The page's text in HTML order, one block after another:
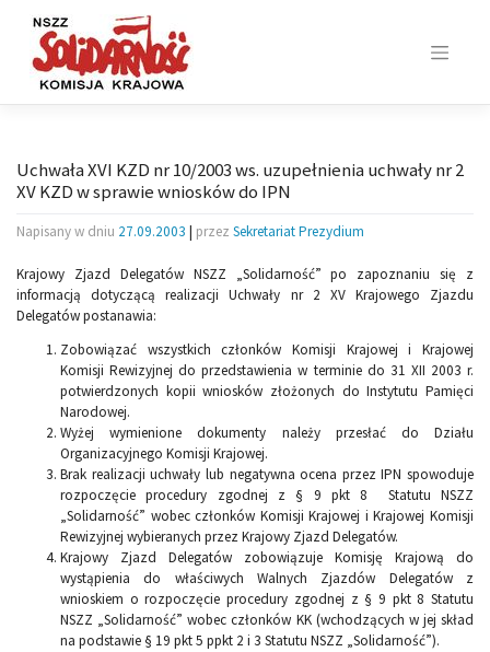
content
Uchwała XVI KZD nr 10/2003 ws. uzupełnienia uchwały nr 2
XV KZD w sprawie wniosków do IPN
Napisany w dniu 27.09.2003 | przez Sekretariat Prezydium
Krajowy Zjazd Delegatów NSZZ „Solidarność” po zapoznaniu się z
informacją dotyczącą realizacji Uchwały nr 2 XV Krajowego Zjazdu
Delegatów postanawia:
Zobowiązać wszystkich członków Komisji Krajowej i Krajowej
Komisji Rewizyjnej do przedstawienia w terminie do 31 XII 2003 r.
potwierdzonych kopii wniosków złożonych do Instytutu Pamięci
Narodowej.
Wyżej wymienione dokumenty należy przesłać do Działu
Organizacyjnego Komisji Krajowej.
Brak realizacji uchwały lub negatywna ocena przez IPN spowoduje
rozpoczęcie procedury zgodnej z § 9 pkt 8 Statutu NSZZ
„Solidarność” wobec członków Komisji Krajowej i Krajowej Komisji
Rewizyjnej wybieranych przez Krajowy Zjazd Delegatów.
Krajowy Zjazd Delegatów zobowiązuje Komisję Krajową do
wystąpienia do właściwych Walnych Zjazdów Delegatów z
wnioskiem o rozpoczęcie procedury zgodnej z § 9 pkt 8 Statutu
NSZZ „Solidarność” wobec członków KK (wchodzących w jej skład
na podstawie § 19 pkt 5 ppkt 2 i 3 Statutu NSZZ „Solidarność”).